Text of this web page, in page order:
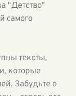
"Детство"
самого
тексты,
которые
Забудьте о